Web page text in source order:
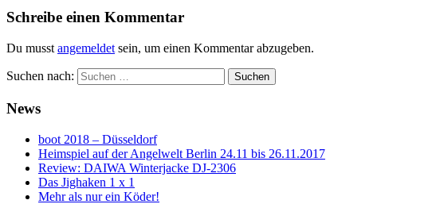
Schreibe einen Kommentar
Du musst angemeldet sein, um einen Kommentar abzugeben.
Suchen nach:
News
boot 2018 – Düsseldorf
Heimspiel auf der Angelwelt Berlin 24.11 bis 26.11.2017
Review: DAIWA Winterjacke DJ-2306
Das Jighaken 1 x 1
Mehr als nur ein Köder!